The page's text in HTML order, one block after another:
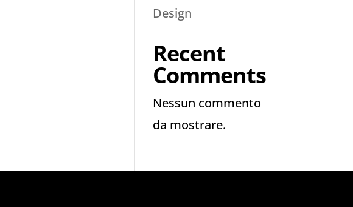
Design
Recent
Comments
Nessun commento
da mostrare.